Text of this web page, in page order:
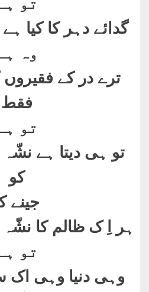
تو
گدائے دہر کا کیا
وہ
ترے در کے فقیروں
فقط
تو
تو ہی دیتا ہے
کو
جینے
ہر اِ ک ظالم کا نشّہ
تو
وہی دنیا وہی اک